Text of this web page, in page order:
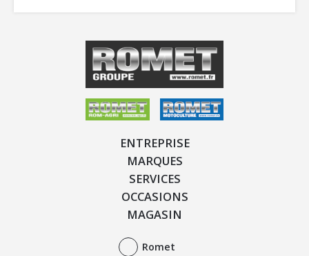
ENTREPRISE
MARQUES
SERVICES
OCCASIONS
MAGASIN
Romet